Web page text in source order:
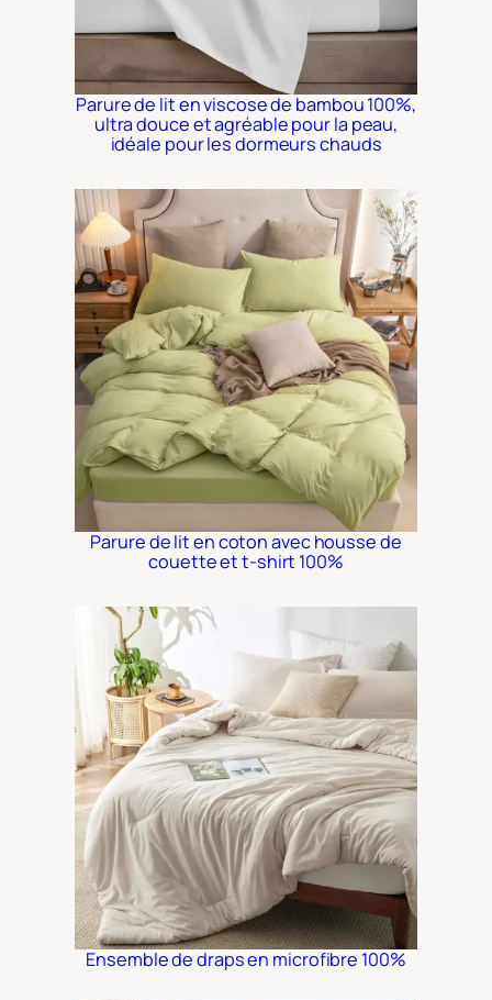
Parure de lit en viscose de bambou 100%,
ultra douce et agréable pour la peau,
idéale pour les dormeurs chauds
Parure de lit en coton avec housse de
couette et t-shirt 100%
Ensemble de draps en microfibre 100%